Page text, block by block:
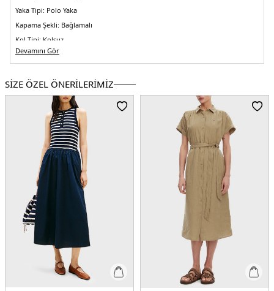
Yaka Tipi: Polo Yaka
Kapama Şekli: Bağlamalı
Kol Tipi: Kolsuz
Kumaş Tipi:Belirtilmemiş
Kalıp Bilgisi:Regular Fit
Yaş Grubu:Yetişkin
Çin
2DEWW0WW49621C1G.12
Devamını Gör
SİZE ÖZEL ÖNERİLERİMİZ